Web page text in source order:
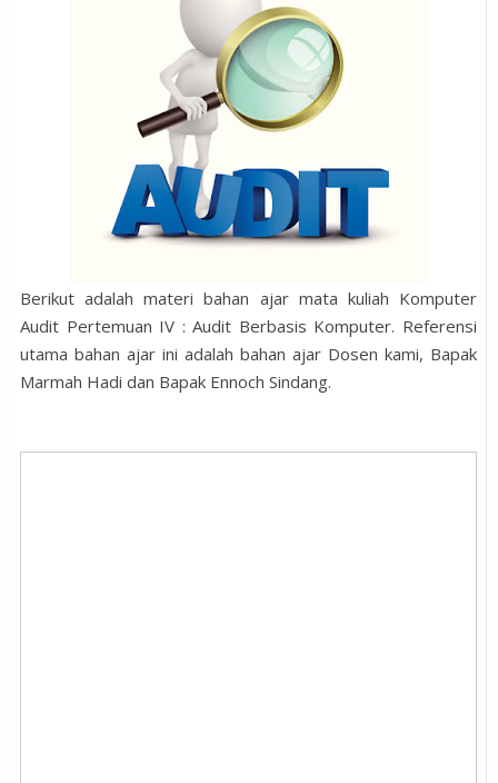
Berikut adalah materi bahan ajar mata kuliah Komputer
Audit Pertemuan IV : Audit Berbasis Komputer. Referensi
utama bahan ajar ini adalah bahan ajar Dosen kami, Bapak
Marmah Hadi dan Bapak Ennoch Sindang.